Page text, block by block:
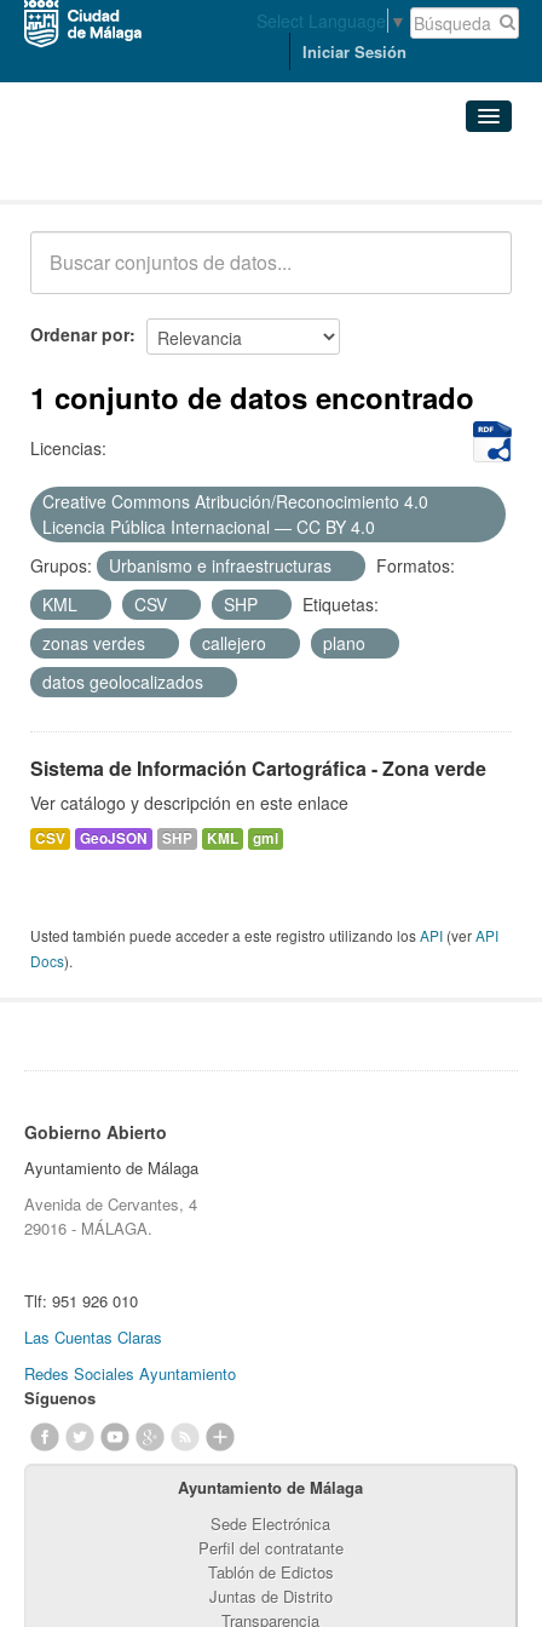
Select Language ▼
Iniciar Sesión
Acerca de
Ordenar por
1 conjunto de datos encontrado
Licencias:
Creative Commons Atribución/Reconocimiento 4.0
Licencia Pública Internacional — CC BY 4.0
Grupos:
Urbanismo e infraestructuras
Formatos:
KML
CSV SHP
Etiquetas:
zonas verdes
callejero
plano
datos geolocalizados
Sistema de Información Cartográfica - Zona verde
Ver catálogo y descripción en este enlace
CSV GeoJSON SHP KML gml
Usted también puede acceder a este registro utilizando losAPI (verAPI
Docs).
Gobierno Abierto
Ayuntamiento de Málaga
Avenida de Cervantes, 4
29016 - MÁLAGA.
Tlf: 951 926 010
Las Cuentas Claras
Redes Sociales Ayuntamiento
Síguenos
Ayuntamiento de Málaga
Sede Electrónica
Perfil del contratante
Tablón de Edictos
Juntas de Distrito
Transparencia